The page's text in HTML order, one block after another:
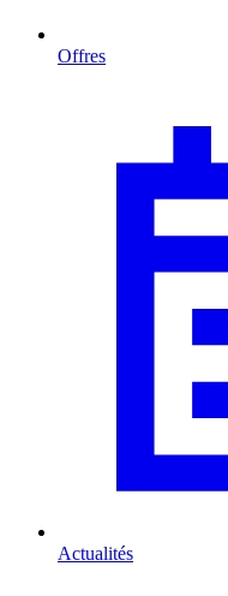
Offres
Actualités